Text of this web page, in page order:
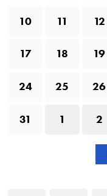
10 11 12
17 18 19
24 25 26
31 1 2